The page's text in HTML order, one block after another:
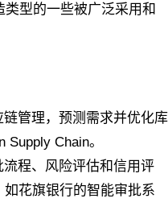
型的一些被广泛采用和
管理，预测需求并优化库
Chain。
程、风险评估和信用评
花旗银行的智能审批系